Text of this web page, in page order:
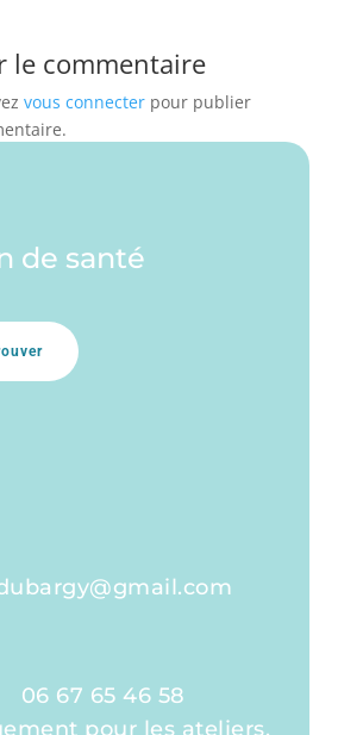
le commentaire
vous connecter pour publier
de santé
06 67 65 46 58
pour les ateliers,